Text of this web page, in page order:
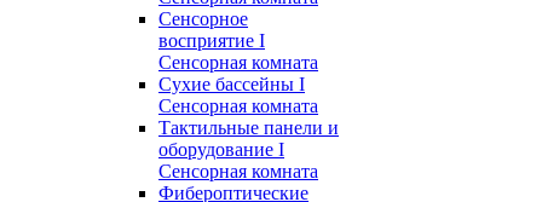
Сенсорное
восприятие I
Сенсорная комната
Сухие бассейны I
Сенсорная комната
Тактильные панели и
оборудование I
Сенсорная комната
Фибероптические